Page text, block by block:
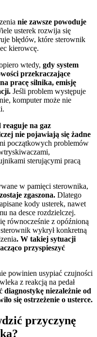
nie zawsze powoduje
usterek rozwija się
błędów, które sterownik
kierowcę.
wtedy, gdy system
przekraczające
pracę silnika, emisję
Jeśli problem występuje
komputer może nie
reaguje na gaz
nie pojawiają się żadne
początkowych problemów
sterującymi pracą
w pamięci sterownika,
zgaszona. Dlatego
kody usterek, nawet
na desce rozdzielczej.
równocześnie z opóźnioną
wykrył konkretną
. W takiej sytuacji
przyspieszyć
powinien usypiać czujności
z reakcją na pedał
niezależnie od
się ostrzeżenie o usterce.
przyczynę